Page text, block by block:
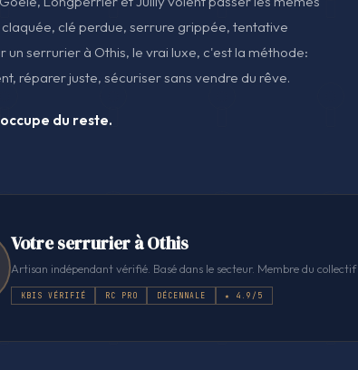
clé perdue, serrure grippée, tentative
un serrurier à Othis, le vrai luxe, c'est la méthode:
réparer juste, sécuriser sans vendre du rêve.
du reste.
Votre serrurier à Othis
Artisan indépendant vérifié. Basé dans le secteur. Membre du collectif
KBIS VÉRIFIÉ RC PRO DÉCENNALE ★ 4.9/5